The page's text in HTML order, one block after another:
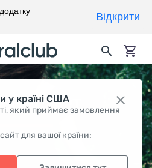
у країні США
який приймає замовлення
для вашої країни:
СТАРТ
Відкрити